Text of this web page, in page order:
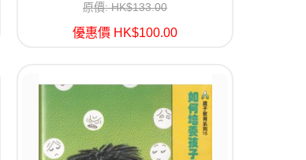
原價: HK$133.00
優惠價 HK$100.00